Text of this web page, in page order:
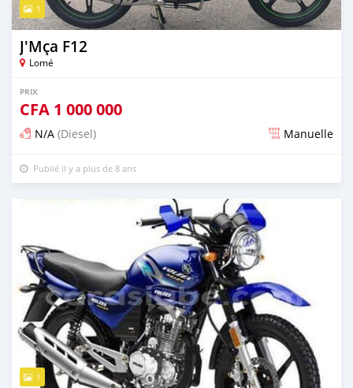
1
J'Mça F12
Lomé
PRIX
CFA 1 000 000
N/A (Diesel) Manuelle
Publié il y a plus de 8 ans
1